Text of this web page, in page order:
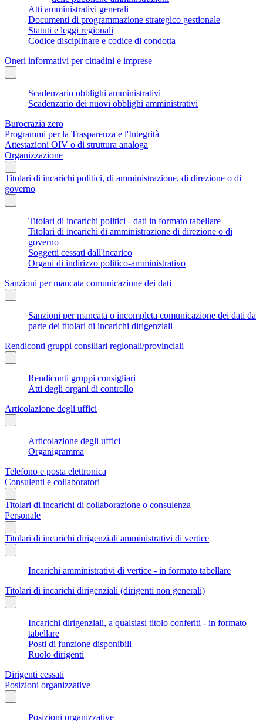
Atti amministrativi generali
Documenti di programmazione strategico gestionale
Statuti e leggi regionali
Codice disciplinare e codice di condotta
Oneri informativi per cittadini e imprese
Scadenzario obblighi amministrativi
Scadenzario dei nuovi obblighi amministrativi
Burocrazia zero
Programmi per la Trasparenza e l'Integrità
Attestazioni OIV o di struttura analoga
Organizzazione
Titolari di incarichi politici, di amministrazione, di direzione o di
governo
Titolari di incarichi politici - dati in formato tabellare
Titolari di incarichi di amministrazione di direzione o di
governo
Soggetti cessati dall'incarico
Organi di indirizzo politico-amministrativo
Sanzioni per mancata comunicazione dei dati
Sanzioni per mancata o incompleta comunicazione dei dati da
parte dei titolari di incarichi dirigenziali
Rendiconti gruppi consiliari regionali/provinciali
Rendiconti gruppi consigliari
Atti degli organi di controllo
Articolazione degli uffici
Articolazione degli uffici
Organigramma
Telefono e posta elettronica
Consulenti e collaboratori
Titolari di incarichi di collaborazione o consulenza
Personale
Titolari di incarichi dirigenziali amministrativi di vertice
Incarichi amministrativi di vertice - in formato tabellare
Titolari di incarichi dirigenziali (dirigenti non generali)
Incarichi dirigenziali, a qualsiasi titolo conferiti - in formato
tabellare
Posti di funzione disponibili
Ruolo dirigenti
Dirigenti cessati
Posizioni organizzative
Posizioni organizzative